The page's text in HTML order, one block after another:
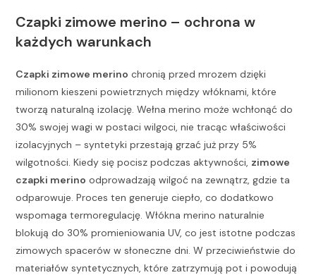
Czapki zimowe merino – ochrona w
każdych warunkach
Czapki zimowe merino chronią przed mrozem dzięki
milionom kieszeni powietrznych między włóknami, które
tworzą naturalną izolację. Wełna merino może wchłonąć do
30% swojej wagi w postaci wilgoci, nie tracąc właściwości
izolacyjnych – syntetyki przestają grzać już przy 5%
wilgotności. Kiedy się pocisz podczas aktywności, zimowe
czapki merino odprowadzają wilgoć na zewnątrz, gdzie ta
odparowuje. Proces ten generuje ciepło, co dodatkowo
wspomaga termoregulację. Włókna merino naturalnie
blokują do 30% promieniowania UV, co jest istotne podczas
zimowych spacerów w słoneczne dni. W przeciwieństwie do
materiałów syntetycznych, które zatrzymują pot i powodują